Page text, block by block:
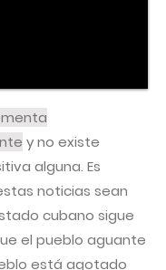
y no existe
alguna. Es
noticias sean
cubano sigue
el pueblo aguante
está agotado